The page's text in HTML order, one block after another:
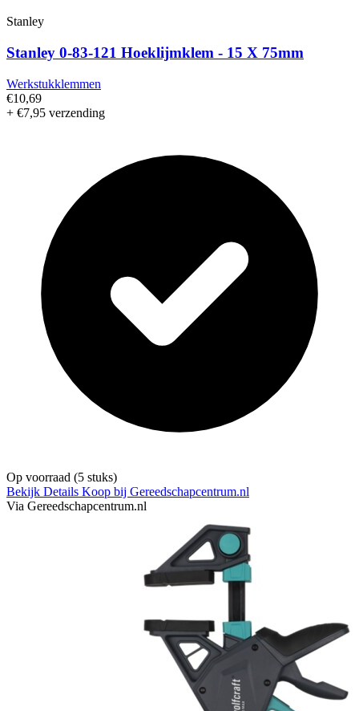
Stanley
Stanley 0-83-121 Hoeklijmklem - 15 X 75mm
Werkstukklemmen
€10,69
+ €7,95 verzending
Op voorraad (5 stuks)
Bekijk Details Koop bij Gereedschapcentrum.nl
Via Gereedschapcentrum.nl